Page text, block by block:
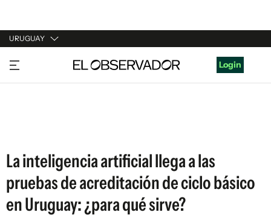
URUGUAY
URUGUAY
ARGENTINA
Login
La inteligencia artificial llega a las
pruebas de acreditación de ciclo básico
en Uruguay: ¿para qué sirve?